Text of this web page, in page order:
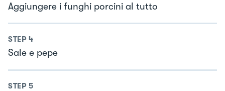
Aggiungere i funghi porcini al tutto
STEP 4
Sale e pepe
STEP 5